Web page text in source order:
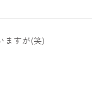
ますが(笑)